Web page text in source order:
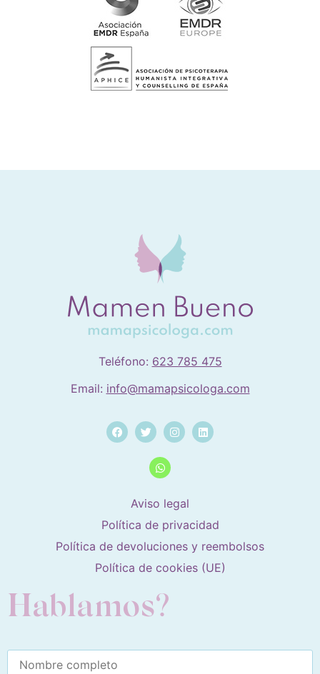
Teléfono: 623 785 475
Email: info@mamapsicologa.com
Aviso legal
Política de privacidad
Política de devoluciones y reembolsos
Política de cookies (UE)
Hablamos?